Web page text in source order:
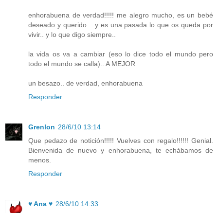
enhorabuena de verdad!!!!! me alegro mucho, es un bebé
deseado y querido... y es una pasada lo que os queda por
vivir.. y lo que digo siempre..
la vida os va a cambiar (eso lo dice todo el mundo pero
todo el mundo se calla).. A MEJOR
un besazo.. de verdad, enhorabuena
Responder
Grenlon 28/6/10 13:14
Que pedazo de notición!!!!! Vuelves con regalo!!!!!! Genial.
Bienvenida de nuevo y enhorabuena, te echábamos de
menos.
Responder
♥ Ana ♥ 28/6/10 14:33